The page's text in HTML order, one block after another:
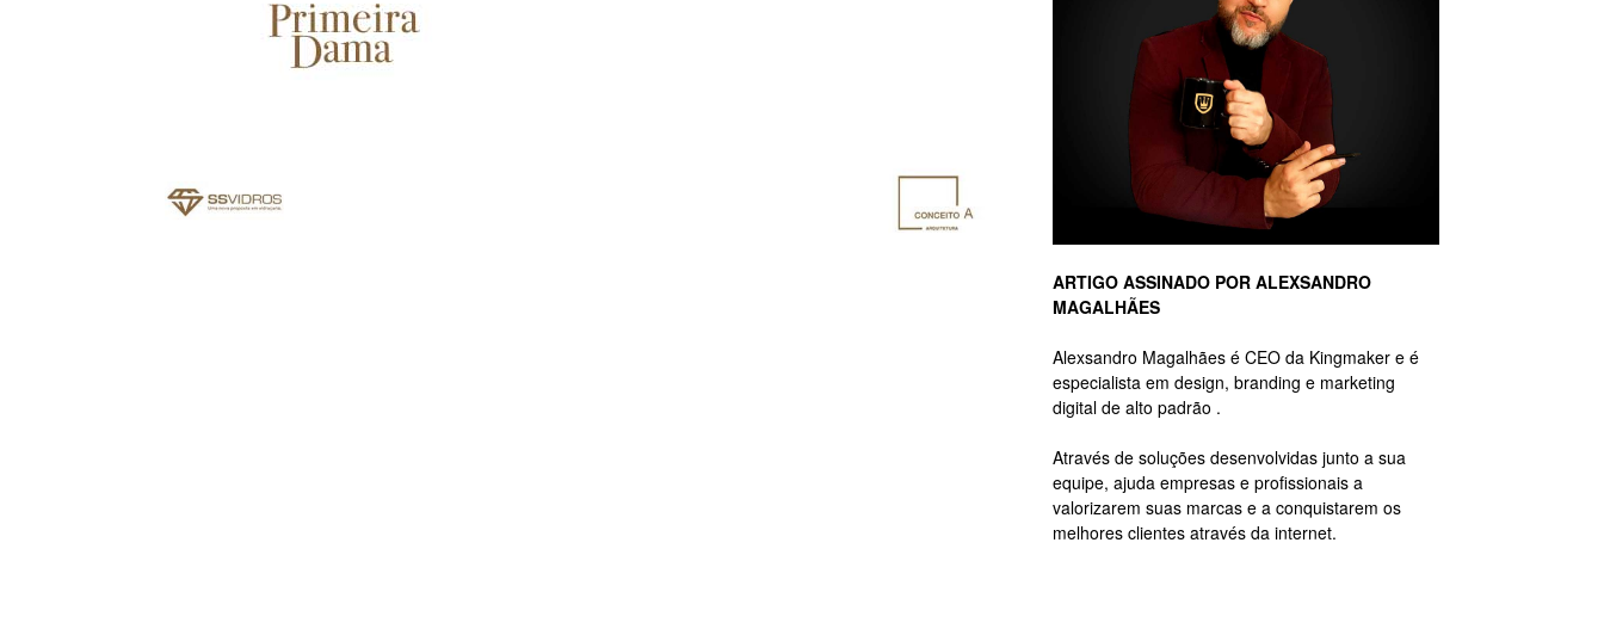
ARTIGO ASSINADO POR ALEXSANDRO
MAGALHÃES
Alexsandro Magalhães é CEO da Kingmaker e é
especialista em design, branding e marketing
digital de alto padrão .
Através de soluções desenvolvidas junto a sua
equipe, ajuda empresas e profissionais a
valorizarem suas marcas e a conquistarem os
melhores clientes através da internet.